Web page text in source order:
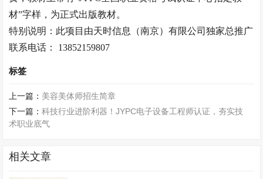
材”字样，为正式出版教材。
特别说明：此项目由天时信息（南京）有限公司独家总推广
联系电话： 13852159807
标签
上一篇： 美容美体师招生简章
下一篇：科技行业进阶利器！JYPC电子设备工程师认证，夯实技
术职业底气
相关文章